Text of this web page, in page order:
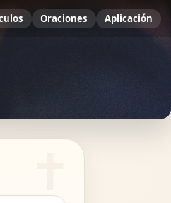
Oraciones Aplicación